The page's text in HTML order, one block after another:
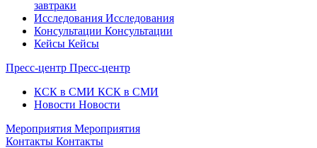
завтраки
Исследования Исследования
Консультации Консультации
Кейсы Кейсы
Пресс-центр Пресс-центр
КСК в СМИ КСК в СМИ
Новости Новости
Мероприятия Мероприятия
Контакты Контакты